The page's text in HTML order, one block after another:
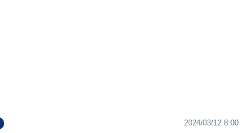
2024/03/12 8:00